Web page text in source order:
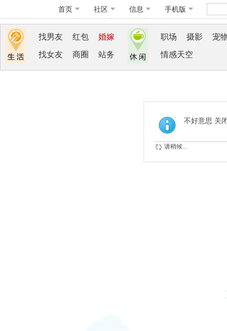
首页 社区 信息 手机版
找男友 红包 婚嫁
找女友 商圈 站务
职场 摄影 宠
情感天空
不好意思 关
请稍候...